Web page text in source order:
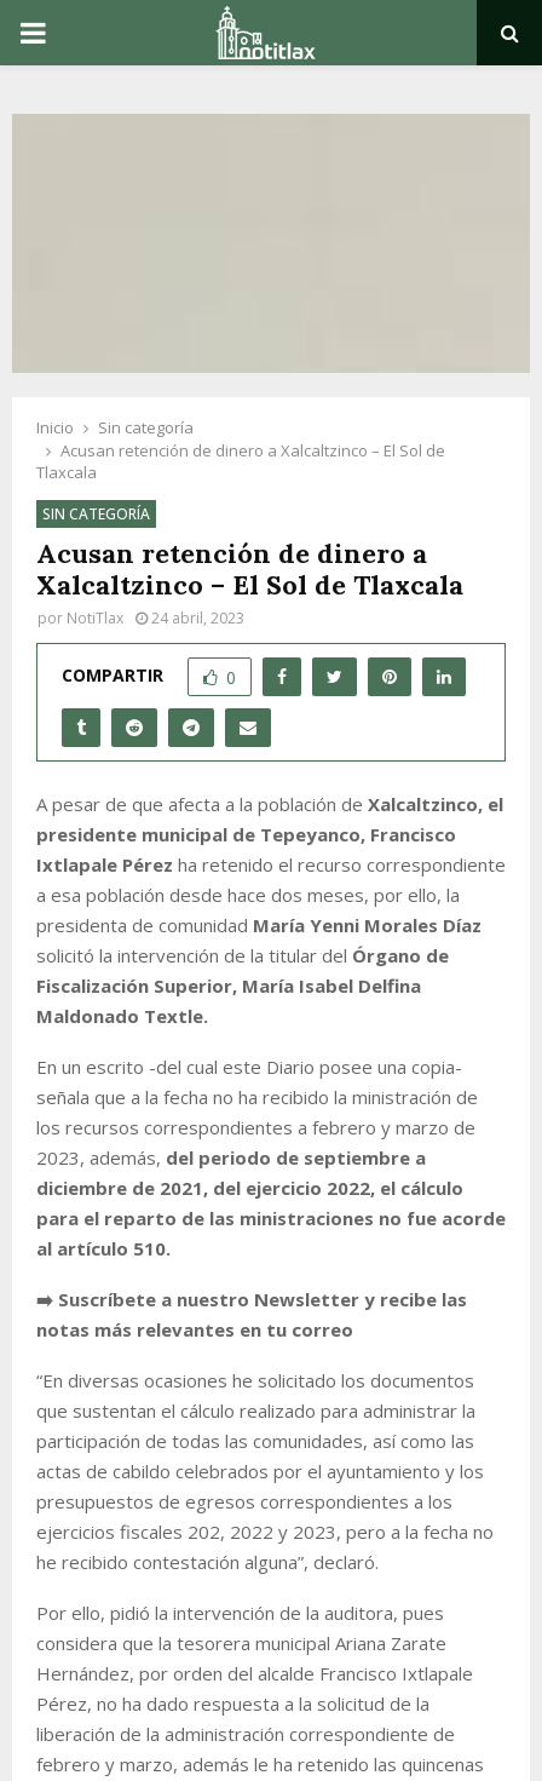
PRIMARY
Inicio
Sin categoría
Acusan retención de dinero a Xalcaltzinco – El Sol de
Tlaxcala
SIN CATEGORÍA
Acusan retención de dinero a
Xalcaltzinco – El Sol de Tlaxcala
por NotiTlax 24 abril, 2023
COMPARTIR 0
A pesar de que afecta a la población de Xalcaltzinco, el
presidente municipal de Tepeyanco, Francisco
Ixtlapale Pérez ha retenido el recurso correspondiente
a esa población desde hace dos meses, por ello, la
presidenta de comunidad María Yenni Morales Díaz
solicitó la intervención de la titular del Órgano de
Fiscalización Superior, María Isabel Delfina
Maldonado Textle.
En un escrito -del cual este Diario posee una copia-
señala que a la fecha no ha recibido la ministración de
los recursos correspondientes a febrero y marzo de
2023, además, del periodo de septiembre a
diciembre de 2021, del ejercicio 2022, el cálculo
para el reparto de las ministraciones no fue acorde
al artículo 510.
➡️ Suscríbete a nuestro Newsletter y recibe las
notas más relevantes en tu correo
“En diversas ocasiones he solicitado los documentos
que sustentan el cálculo realizado para administrar la
participación de todas las comunidades, así como las
actas de cabildo celebrados por el ayuntamiento y los
presupuestos de egresos correspondientes a los
ejercicios fiscales 202, 2022 y 2023, pero a la fecha no
he recibido contestación alguna”, declaró.
Por ello, pidió la intervención de la auditora, pues
considera que la tesorera municipal Ariana Zarate
Hernández, por orden del alcalde Francisco Ixtlapale
Pérez, no ha dado respuesta a la solicitud de la
liberación de la administración correspondiente de
febrero y marzo, además le ha retenido las quincenas